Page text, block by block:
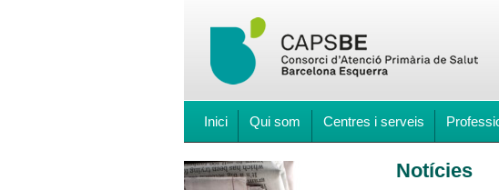
Inici Qui som Centres i serveis
Notícies